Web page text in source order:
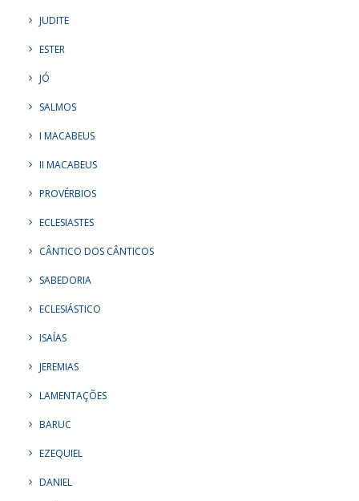
JUDITE
ESTER
JÓ
SALMOS
I MACABEUS
II MACABEUS
PROVÉRBIOS
ECLESIASTES
CÂNTICO DOS CÂNTICOS
SABEDORIA
ECLESIÁSTICO
ISAÍAS
JEREMIAS
LAMENTAÇÕES
BARUC
EZEQUIEL
DANIEL